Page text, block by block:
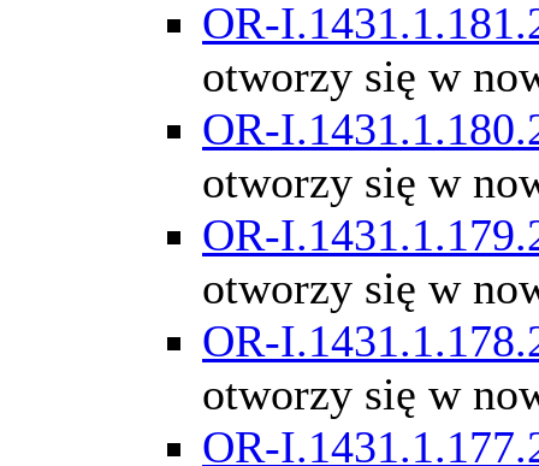
OR-
otworzy się w
OR-
otworzy się w
OR-
otworzy się w
OR-
otworzy się w
OR-